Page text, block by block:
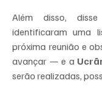
Além disso,
identificaram uma
próxima reunião e
avançar — e a
serão realizadas,